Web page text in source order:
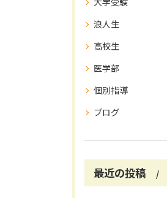
浪人生
高校生
医学部
個別指導
ブログ
最近の投稿